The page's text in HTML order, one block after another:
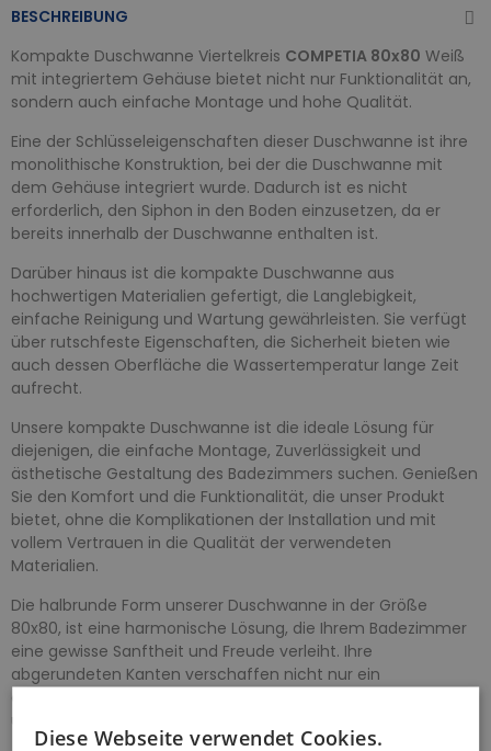
BESCHREIBUNG
Kompakte Duschwanne Viertelkreis COMPETIA 80x80 Weiß
mit integriertem Gehäuse bietet nicht nur Funktionalität an,
sondern auch einfache Montage und hohe Qualität.
Eine der Schlüsseleigenschaften dieser Duschwanne ist ihre
monolithische Konstruktion, bei der die Duschwanne mit
dem Gehäuse integriert wurde. Dadurch ist es nicht
erforderlich, den Siphon in den Boden einzusetzen, da er
bereits innerhalb der Duschwanne enthalten ist.
Darüber hinaus ist die kompakte Duschwanne aus
hochwertigen Materialien gefertigt, die Langlebigkeit,
einfache Reinigung und Wartung gewährleisten. Sie verfügt
über rutschfeste Eigenschaften, die Sicherheit bieten wie
auch dessen Oberfläche die Wassertemperatur lange Zeit
aufrecht.
Unsere kompakte Duschwanne ist die ideale Lösung für
diejenigen, die einfache Montage, Zuverlässigkeit und
ästhetische Gestaltung des Badezimmers suchen. Genießen
Sie den Komfort und die Funktionalität, die unser Produkt
bietet, ohne die Komplikationen der Installation und mit
vollem Vertrauen in die Qualität der verwendeten
Materialien.
Die halbrunde Form unserer Duschwanne in der Größe
80x80, ist eine harmonische Lösung, die Ihrem Badezimmer
eine gewisse Sanftheit und Freude verleiht. Ihre
abgerundeten Kanten verschaffen nicht nur ein
Diese Webseite verwendet Cookies.